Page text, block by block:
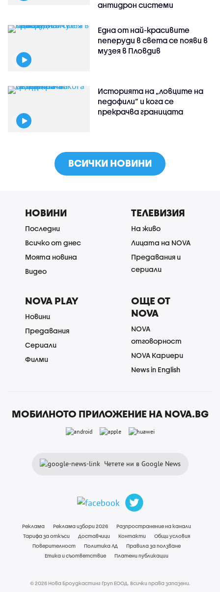
антидрон системи
Една от най-красивите
пеперуди в света се появи в
музея в Пловдив
Историята на „ловците на
педофили” и кога се
прекрачва границата
ВСИЧКИ НОВИНИ
НОВИНИ
Последни
Всичко от днес
Моята новина
Видео
ТЕЛЕВИЗИЯ
На живо
Лицата на NOVA
Предавания и
сериали
NOVA PLAY
Новини
Предавания
Сериали
Филми
ОЩЕ ОТ
NOVA
NOVA
отговорност
NOVA Кариери
News in English
МОБИЛНОТО ПРИЛОЖЕНИЕ НА NOVA.BG
Четете ни в Google News
Реклама Реклама избори 2026
Разпространение на канали
Тарифа за откъси
Доставчици Контакти
Общи условия
Поверителност
Политика ЛД
Правила за ползване
Етика и съответствие
Платени публикации
© 2026 Нова Броудкастинг Груп ЕООД. Всички права запазени.